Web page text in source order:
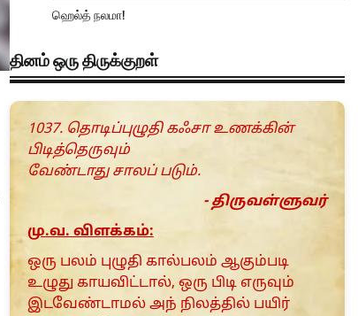
ஹெல்த் நலமா!
தினம் ஒரு திருக்குறள்
1037. தொடிப்புழுதி கஃசா உணக்கின்
பிடித்தெருவும்
வேண்டாது சாலப் படும்.
- திருவள்ளுவர்
மு.வ. விளக்கம்:
ஒரு பலம் புழுதி கால்பலம் ஆகும்படி
உழுது காயவிட்டால், ஒரு பிடி எருவும்
இடவேண்டாமல் அந் நிலத்தில் பயிர்